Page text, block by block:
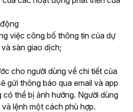
việc công bố thông tin của dự
sàn giao dịch;
cho người dùng về chi tiết của
gửi thông báo qua email và app
thể bị ảnh hưởng. Người dùng
lệnh một cách phù hợp.